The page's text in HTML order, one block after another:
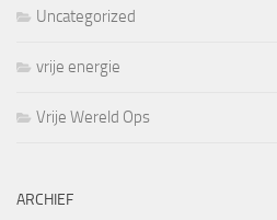
Uncategorized
vrije energie
Vrije Wereld Ops
ARCHIEF